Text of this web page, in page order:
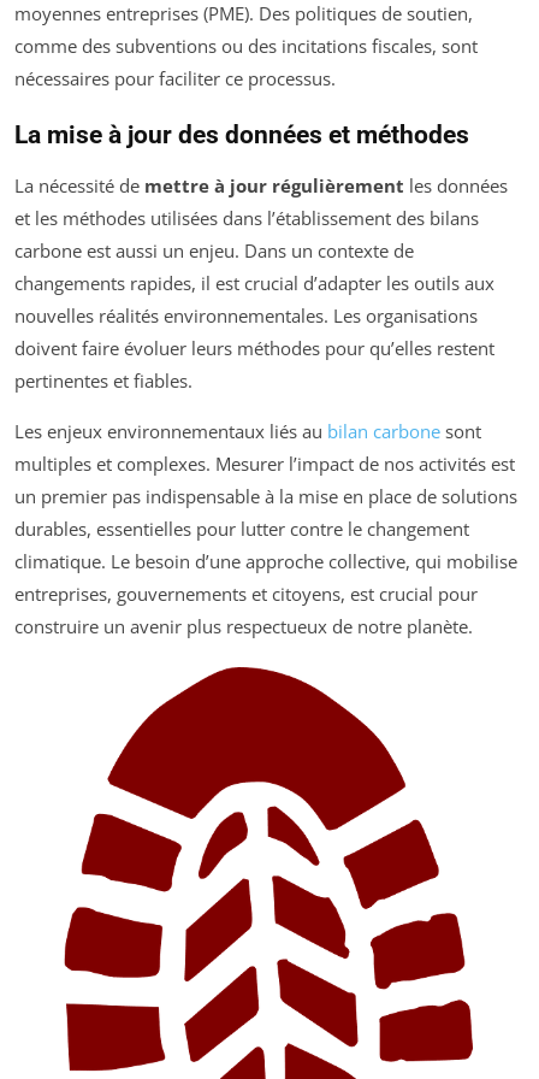
moyennes entreprises (PME). Des politiques de soutien,
comme des subventions ou des incitations fiscales, sont
nécessaires pour faciliter ce processus.
La mise à jour des données et méthodes
La nécessité de mettre à jour régulièrement les données
et les méthodes utilisées dans l’établissement des bilans
carbone est aussi un enjeu. Dans un contexte de
changements rapides, il est crucial d’adapter les outils aux
nouvelles réalités environnementales. Les organisations
doivent faire évoluer leurs méthodes pour qu’elles restent
pertinentes et fiables.
Les enjeux environnementaux liés au bilan carbone sont
multiples et complexes. Mesurer l’impact de nos activités est
un premier pas indispensable à la mise en place de solutions
durables, essentielles pour lutter contre le changement
climatique. Le besoin d’une approche collective, qui mobilise
entreprises, gouvernements et citoyens, est crucial pour
construire un avenir plus respectueux de notre planète.